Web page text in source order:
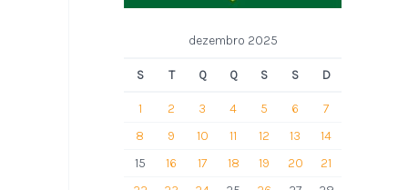
dezembro 2025
S T Q Q S S D
1 2 3 4 5 6
7
8
9 10 11 12 13
14
15
16 17 18 19 20
21